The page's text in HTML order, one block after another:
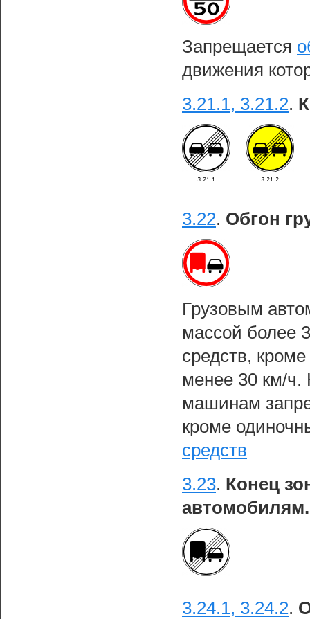
Запрещается
движения
3.21.1, 3.21.2.
3.22. Обгон
Грузовым
массой более
средств,
менее 30 км/ч.
машинам
кроме
средств
3.23. Конец
автомобилям.
3.24.1, 3.24.2.